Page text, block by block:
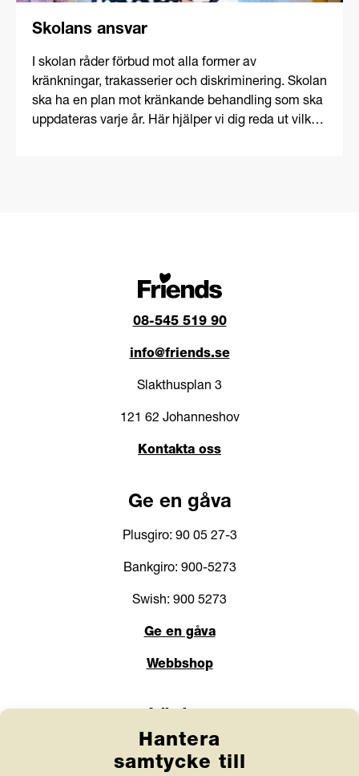
Hantera
samtycke till
Skolans ansvar
I skolan råder förbud mot alla former av
kränkningar, trakasserier och diskriminering. Skolan
ska ha en plan mot kränkande behandling som ska
uppdateras varje år. Här hjälper vi dig reda ut vilket
08-545 519 90
info@friends.se
Slakthusplan 3
121 62 Johanneshov
Kontakta oss
Ge en gåva
Plusgiro: 90 05 27-3
Bankgiro: 900-5273
Swish: 900 5273
Ge en gåva
Webbshop